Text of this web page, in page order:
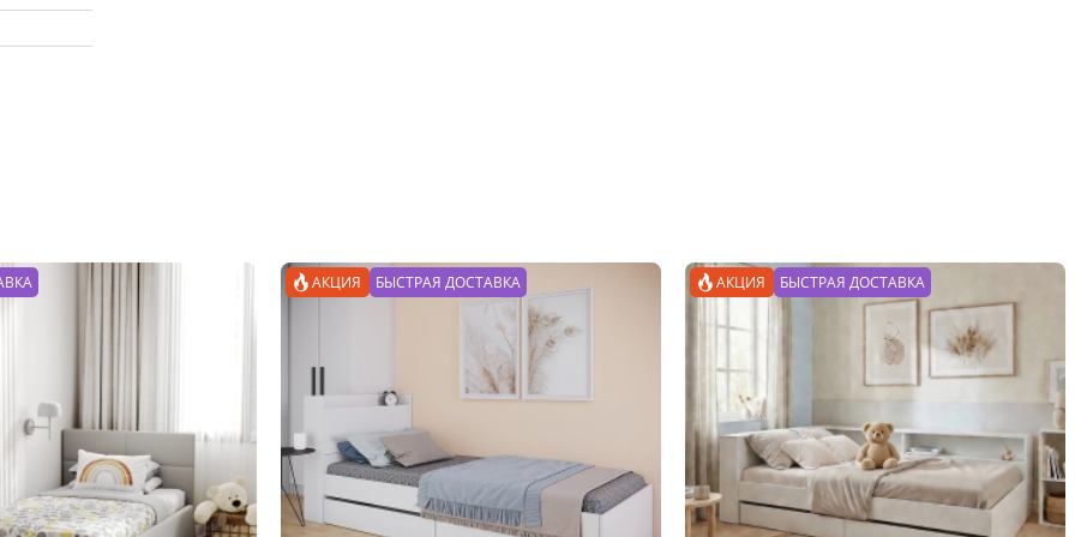
АКЦИЯ БЫСТРАЯ ДОСТАВКА АКЦИЯ БЫСТРАЯ ДОСТАВКА